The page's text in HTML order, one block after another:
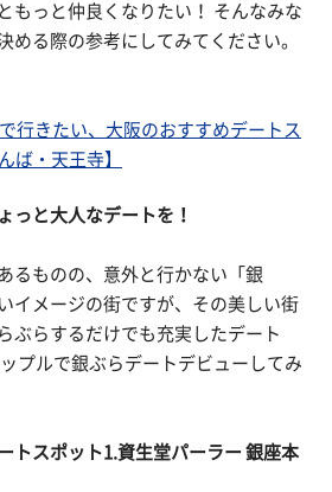
もっと仲良くなりたい！ そんなみな
める際の参考にしてみてください。
行きたい、大阪のおすすめデートス
ば・天王寺】
っと大人なデートを！
るものの、意外と行かない「銀
イメージの街ですが、その美しい街
ぶらするだけでも充実したデート
プルで銀ぶらデートデビューしてみ
トスポット1.資生堂パーラー 銀座本